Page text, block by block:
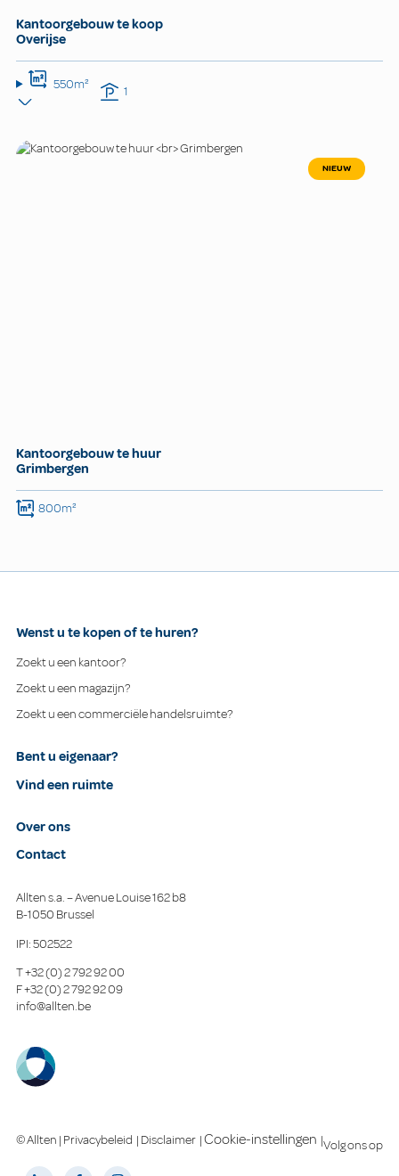
Kantoorgebouw te koop
Overijse
550m² 1
NIEUW
Kantoorgebouw te huur
Grimbergen
800m²
Wenst u te kopen of te huren?
Zoekt u een kantoor?
Zoekt u een magazijn?
Zoekt u een commerciële handelsruimte?
Bent u eigenaar?
Vind een ruimte
Over ons
Contact
Allten s.a. – Avenue Louise 162 b8
B-1050 Brussel
IPI: 502522
T+32 (0) 2 792 92 00
F+32 (0) 2 792 92 09
info@allten.be
© Allten | Privacybeleid | Disclaimer |Cookie-instellingen |Volg ons op